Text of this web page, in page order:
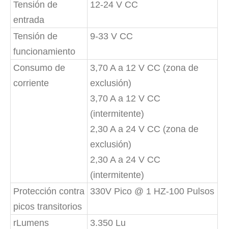
Tensión de
entrada
12-24 V CC
Tensión de
funcionamiento
9-33 V CC
Consumo de
corriente
3,70 A a 12 V CC (zona de
exclusión)
3,70 A a 12 V CC
(intermitente)
2,30 A a 24 V CC (zona de
exclusión)
2,30 A a 24 V CC
(intermitente)
Protección contra
picos transitorios
330V Pico @ 1 HZ-100 Pulsos
rLumens
3.350 Lu